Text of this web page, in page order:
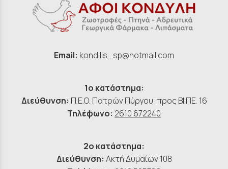
Email: kondilis_sp@hotmail.com
1ο κατάστημα:
Διεύθυνση: Π.Ε.Ο. Πατρών Πύργου, προς ΒΙ.ΠΕ. 16
Τηλέφωνο: 2610 672240
2ο κατάστημα:
Διεύθυνση: Ακτή Δυμαίων 108